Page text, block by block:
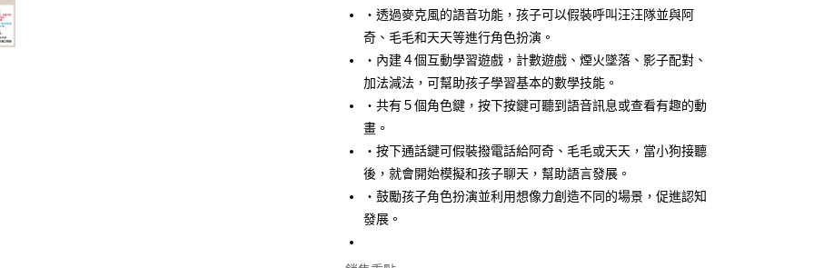
LINE Pay
Apple Pay
街口支付
悠遊付
Google Pay
運送方式
宅配-下單後3-5個工作天配送(不含預購品)，箱購品分箱出貨
‧透過麥克風的語音功能，孩子可以假裝呼叫汪汪隊並與阿
奇、毛毛和天天等進行角色扮演。
‧內建４個互動學習遊戲，計數遊戲、煙火墜落、影子配對、
加法減法，可幫助孩子學習基本的數學技能。
‧共有５個角色鍵，按下按鍵可聽到語音訊息或查看有趣的動
畫。
‧按下通話鍵可假裝撥電話給阿奇、毛毛或天天，當小狗接聽
後，就會開始模擬和孩子聊天，幫助語言發展。
‧鼓勵孩子角色扮演並利用想像力創造不同的場景，促進認知
發展。